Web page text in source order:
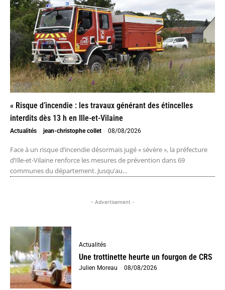
« Risque d’incendie : les travaux générant des étincelles
interdits dès 13 h en Ille-et-Vilaine
Actualités jean-christophe collet - 08/08/2026
Face à un risque d’incendie désormais jugé « sévère », la préfecture
d’Ille-et-Vilaine renforce les mesures de prévention dans 69
communes du département. Jusqu’au...
- Advertisement -
Actualités
Une trottinette heurte un fourgon de CRS
Julien Moreau - 08/08/2026